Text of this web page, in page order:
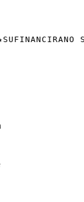
SUFINANCIRANO